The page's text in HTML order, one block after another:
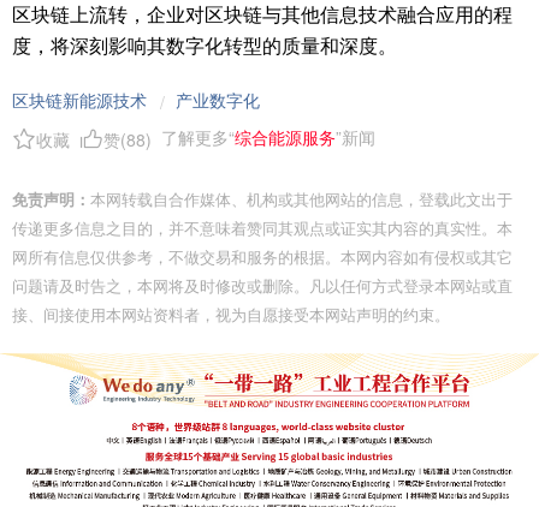
区块链上流转，企业对区块链与其他信息技术融合应用的程
度，将深刻影响其数字化转型的质量和深度。
区块链新能源技术 / 产业数字化
收藏
赞(88) 了解更多“综合能源服务”新闻
免责声明： 本网转载自合作媒体、机构或其他网站的信息，登载此文出于
传递更多信息之目的，并不意味着赞同其观点或证实其内容的真实性。本
网所有信息仅供参考，不做交易和服务的根据。本网内容如有侵权或其它
问题请及时告之，本网将及时修改或删除。凡以任何方式登录本网站或直
接、间接使用本网站资料者，视为自愿接受本网站声明的约束。